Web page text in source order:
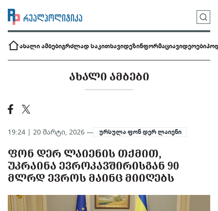
ახალი ამბებიგრძლად საკითხავიდეზინფორმაციავიდეოები
ᲐᲮᲐᲚᲘ ᲐᲛᲑᲔᲑᲘ
19:24 | 20 მარტი, 2026 — ურსულა ფონ დერ ლაიენი
ᲤᲝᲜ ᲓᲔᲠ ᲚᲐᲘᲔᲜᲘᲡ ᲗᲥᲛᲘᲗ,
ᲣᲙᲠᲐᲘᲜᲐ ᲔᲕᲠᲝᲙᲐᲕᲨᲘᲠᲘᲡᲒᲐᲜ 90
ᲛᲚᲠᲓ ᲔᲕᲠᲝᲡ ᲛᲐᲘᲜᲪ ᲛᲘᲘᲦᲔᲑᲡ